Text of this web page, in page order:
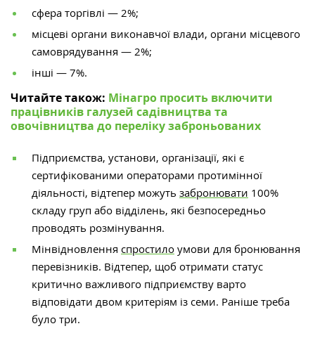
сфера торгівлі — 2%;
місцеві органи виконавчої влади, органи місцевого
самоврядування — 2%;
інші — 7%.
Читайте також: Мінагро просить включити
працівників галузей садівництва та
овочівництва до переліку заброньованих
Підприємства, установи, організації, які є
сертифікованими операторами протимінної
діяльності, відтепер можуть забронювати 100%
складу груп або відділень, які безпосередньо
проводять розмінування.
Мінвідновлення спростило умови для бронювання
перевізників. Відтепер, щоб отримати статус
критично важливого підприємству варто
відповідати двом критеріям із семи. Раніше треба
було три.